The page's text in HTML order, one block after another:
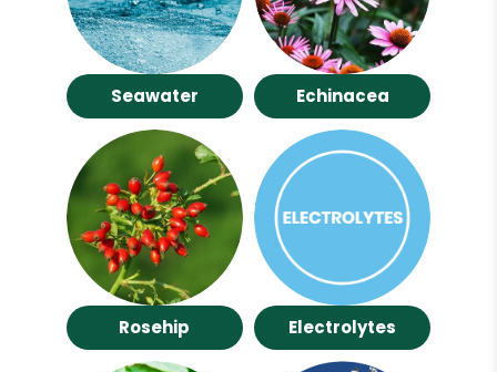
Seawater Echinacea
Rosehip Electrolytes